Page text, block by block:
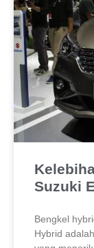
Suzuki
Bengkel
Hybrid